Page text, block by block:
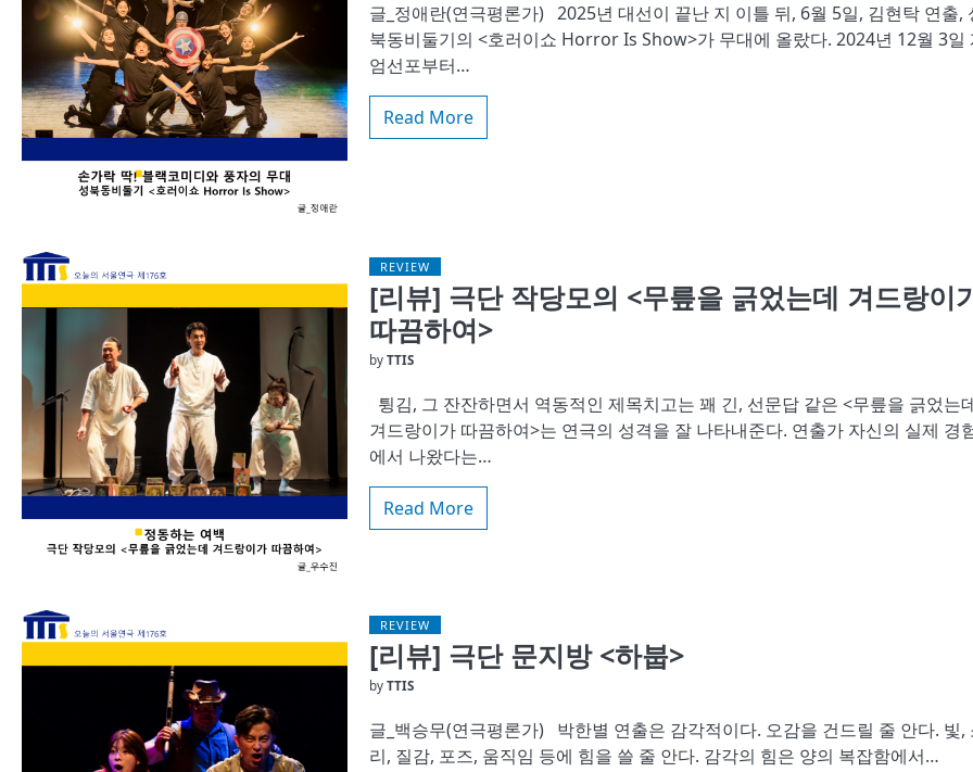
글_정애란(연극평론가) 2025년 대선이 끝난 지 이틀 뒤, 6월 5일, 김현탁 연출,
북동비둘기의 <호러이쇼 Horror Is Show>가 무대에 올랐다. 2024년 12월 3일
엄선포부터…
Read More
REVIEW
[리뷰] 극단 작당모의 <무릎을 긁었는데 겨드랑이
따끔하여>
by TTIS
튕김, 그 잔잔하면서 역동적인 제목치고는 꽤 긴, 선문답 같은 <무릎을 긁었는
겨드랑이가 따끔하여>는 연극의 성격을 잘 나타내준다. 연출가 자신의 실제 경
에서 나왔다는…
Read More
REVIEW
[리뷰] 극단 문지방 <하붑>
by TTIS
글_백승무(연극평론가) 박한별 연출은 감각적이다. 오감을 건드릴 줄 안다. 빛,
리, 질감, 포즈, 움직임 등에 힘을 쓸 줄 안다. 감각의 힘은 양의 복잡함에서…